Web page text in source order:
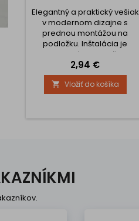
Elegantný a praktický vešiak
v modernom dizajne s
prednou montážou na
podložku. Inštalácia je
jednoduchá – podložka sa
pripevní na stenu pomocou
hmoždiniek a skrutiek
(súčasť balenia), následne
sa na ňu nasadí vešiak a
skrutkou. Vešiak je vhodný
Cena
2,94 €
 Vložiť do košíka